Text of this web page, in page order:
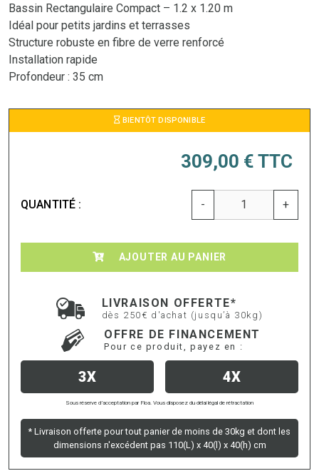
Bassin Rectangulaire Compact – 1.2 x 1.20 m
Idéal pour petits jardins et terrasses
Structure robuste en fibre de verre renforcé
Installation rapide
Profondeur : 35 cm
BIENTÔT DISPONIBLE
309,00 € TTC
QUANTITÉ : - +
AJOUTER AU PANIER
LIVRAISON OFFERTE*
dès 250€ d'achat (jusqu’à 30kg)
OFFRE DE FINANCEMENT
Pour ce produit, payez en :
3X 4X
Sous réserve d’acceptation par Floa. Vous disposez du délai légal de rétractation
* Livraison offerte pour tout panier de moins de 30kg et dont les
dimensions n'excédent pas 110(L) x 40(l) x 40(h) cm